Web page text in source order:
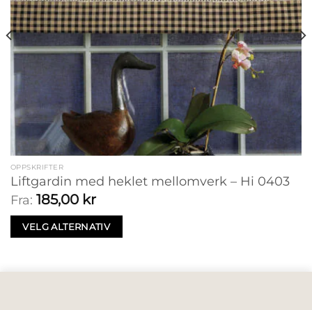
OPPSKRIFTER
Liftgardin med heklet mellomverk – Hi 0403
Fra: 185,00 kr
VELG ALTERNATIV